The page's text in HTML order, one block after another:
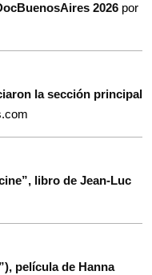
2026 por
la sección principal
libro de Jean-Luc
película de Hanna